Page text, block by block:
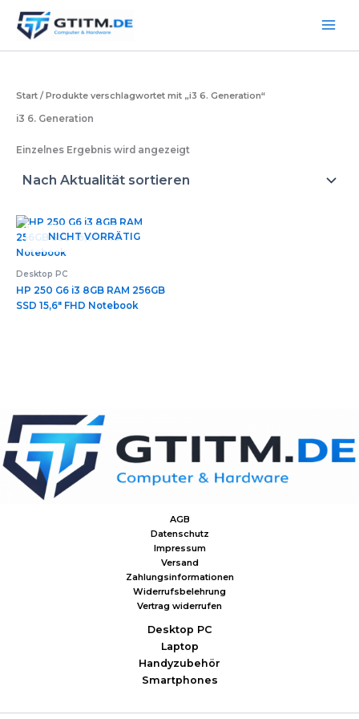
Inhalt
springen
Start / Produkte verschlagwortet mit „i3 6. Generation“
i3 6. Generation
Einzelnes Ergebnis wird angezeigt
NICHT VORRÄTIG
Desktop PC
HP 250 G6 i3 8GB RAM 256GB
SSD 15,6″ FHD Notebook
AGB
Datenschutz
Impressum
Versand
Zahlungsinformationen
Widerrufsbelehrung
Vertrag widerrufen
Desktop PC
Laptop
Handyzubehör
Smartphones